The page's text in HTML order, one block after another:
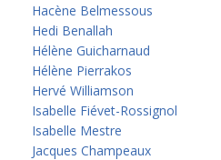
Hacène Belmessous
Hedi Benallah
Hélène Guicharnaud
Hélène Pierrakos
Hervé Williamson
Isabelle Fiévet-Rossignol
Isabelle Mestre
Jacques Champeaux